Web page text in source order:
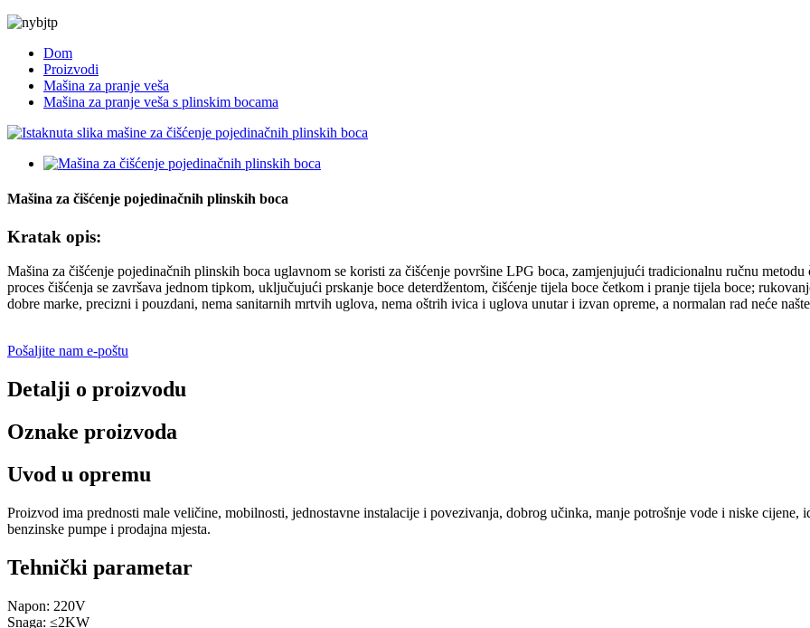
Dom
Proizvodi
Mašina za pranje veša
Mašina za pranje veša s plinskim bocama
Mašina za čišćenje pojedinačnih plinskih boca
Kratak opis:
Mašina za čišćenje pojedinačnih plinskih boca uglavnom se koristi za čišćenje površine LPG boca, zamjenjujući tradicionalnu ručnu
proces čišćenja se završava jednom tipkom, uključujući prskanje boce deterdžentom, čišćenje tijela boce četkom i pranje tijela boce;
dobre marke, precizni i pouzdani, nema sanitarnih mrtvih uglova, nema oštrih ivica i uglova unutar i izvan opreme, a normalan rad neće
Pošaljite nam e-poštu
Detalji o proizvodu
Oznake proizvoda
Uvod u opremu
Proizvod ima prednosti male veličine, mobilnosti, jednostavne instalacije i povezivanja, dobrog učinka, manje potrošnje vode i niske cijene,
benzinske pumpe i prodajna mjesta.
Tehnički parametar
Napon: 220V
Snaga: ≤2KW